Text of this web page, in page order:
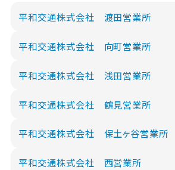
平和交通株式会社 渡田営業所
平和交通株式会社 向町営業所
平和交通株式会社 浅田営業所
平和交通株式会社 鶴見営業所
平和交通株式会社 保土ヶ谷営業所
平和交通株式会社 西営業所